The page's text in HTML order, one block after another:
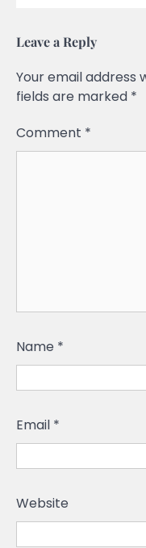
Leave a Reply
Your email address
fields are marked *
Comment *
Name *
Email *
Website